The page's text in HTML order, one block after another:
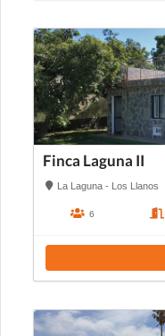
Finca Laguna II
La Laguna - Los Llanos
6